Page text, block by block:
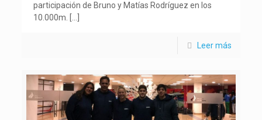
participación de Bruno y Matías Rodríguez en los
10.000m. […]
Leer más